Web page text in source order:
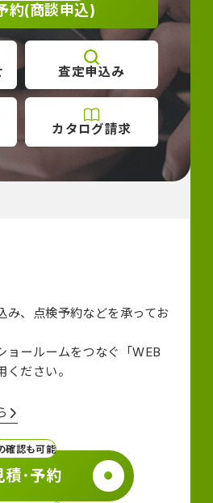
約(商談申込)
査定申込み
カタログ請求
み、点検予約などを承ってお
ョールームをつなぐ
「WEB
ください。
確認も可能
積･予約